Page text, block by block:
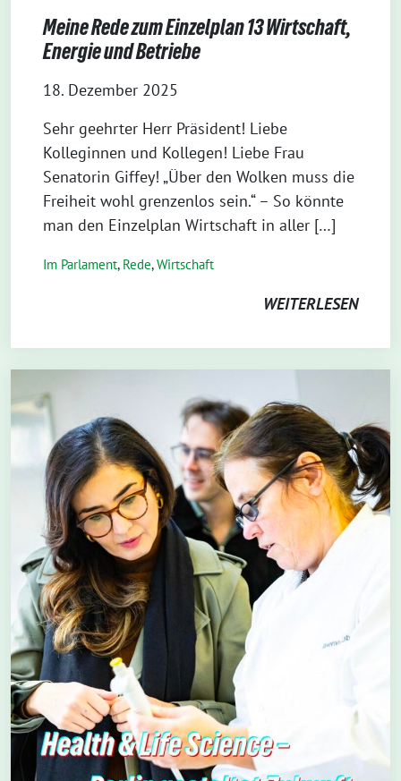
Meine Rede zum Einzelplan 13 Wirtschaft,
Energie und Betriebe
18. Dezember 2025
Sehr geehrter Herr Präsident! Liebe
Kolleginnen und Kollegen! Liebe Frau
Senatorin Giffey! „Über den Wolken muss die
Freiheit wohl grenzenlos sein.“ – So könnte
man den Einzelplan Wirtschaft in aller […]
Im Parlament, Rede,Wirtschaft
WEITERLESEN